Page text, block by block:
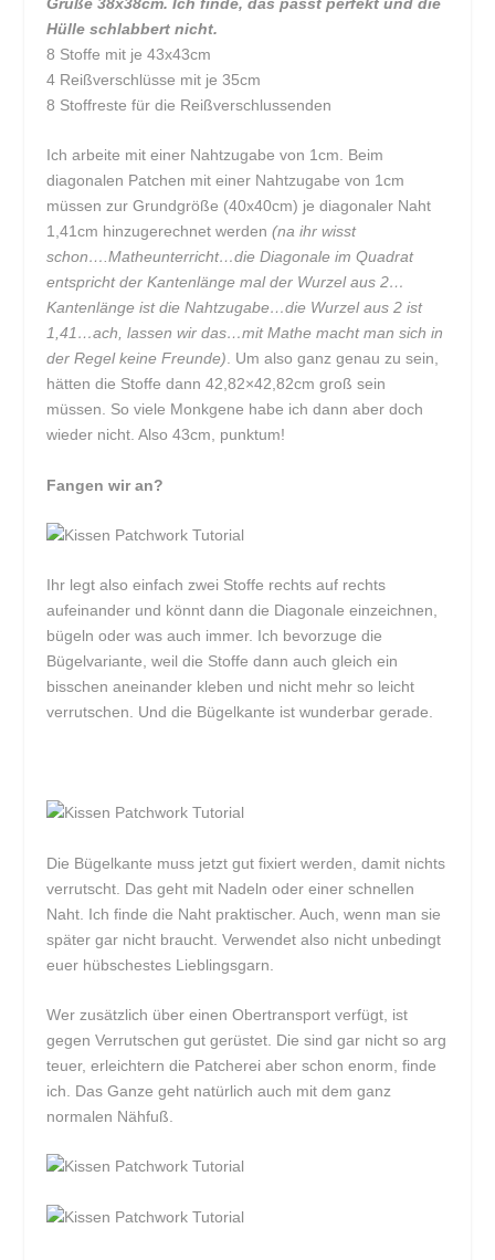
Hülle schlabbert nicht.
8 Stoffe mit je 43x43cm
4 Reißverschlüsse mit je 35cm
8 Stoffreste für die Reißverschlussenden
Ich arbeite mit einer Nahtzugabe von 1cm. Beim
diagonalen Patchen mit einer Nahtzugabe von 1cm
müssen zur Grundgröße (40x40cm) je diagonaler Naht
1,41cm hinzugerechnet werden(na ihr wisst
schon….Matheunterricht…die Diagonale im Quadrat
entspricht der Kantenlänge mal der Wurzel aus 2…
Kantenlänge ist die Nahtzugabe…die Wurzel aus 2 ist
1,41…ach, lassen wir das…mit Mathe macht man sich in
der Regel keine Freunde). Um also ganz genau zu sein,
hätten die Stoffe dann 42,82×42,82cm groß sein
müssen. So viele Monkgene habe ich dann aber doch
wieder nicht. Also 43cm, punktum!
Fangen wir an?
Ihr legt also einfach zwei Stoffe rechts auf rechts
aufeinander und könnt dann die Diagonale einzeichnen,
bügeln oder was auch immer. Ich bevorzuge die
Bügelvariante, weil die Stoffe dann auch gleich ein
bisschen aneinander kleben und nicht mehr so leicht
verrutschen. Und die Bügelkante ist wunderbar gerade.
Die Bügelkante muss jetzt gut fixiert werden, damit nichts
verrutscht. Das geht mit Nadeln oder einer schnellen
Naht. Ich finde die Naht praktischer. Auch, wenn man sie
später gar nicht braucht. Verwendet also nicht unbedingt
euer hübschestes Lieblingsgarn.
Wer zusätzlich über einen Obertransport verfügt, ist
gegen Verrutschen gut gerüstet. Die sind gar nicht so arg
teuer, erleichtern die Patcherei aber schon enorm, finde
ich. Das Ganze geht natürlich auch mit dem ganz
normalen Nähfuß.